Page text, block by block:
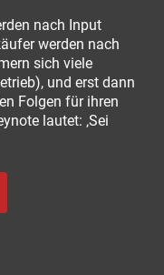
nach Input
werden nach
sich viele
und erst dann
Folgen für ihren
lautet: ‚Sei